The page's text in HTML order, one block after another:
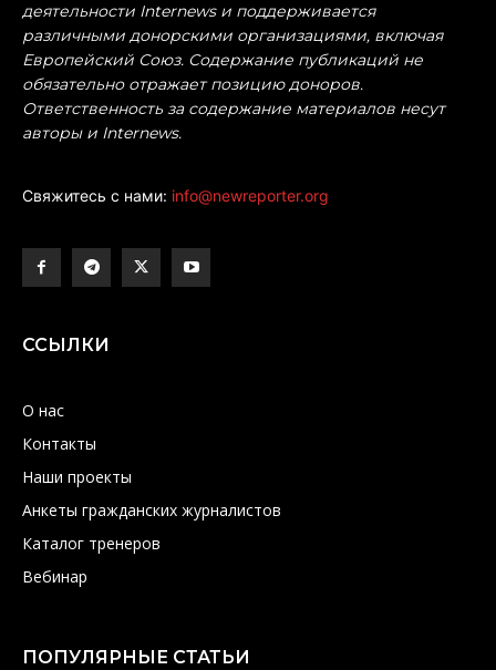
деятельности Internews и поддерживается
различными донорскими организациями, включая
Европейский Союз. Содержание публикаций не
обязательно отражает позицию доноров.
Ответственность за содержание материалов несут
авторы и Internews.
Свяжитесь с нами: info@newreporter.org
ССЫЛКИ
О нас
Контакты
Наши проекты
Анкеты гражданских журналистов
Каталог тренеров
Вебинар
ПОПУЛЯРНЫЕ СТАТЬИ